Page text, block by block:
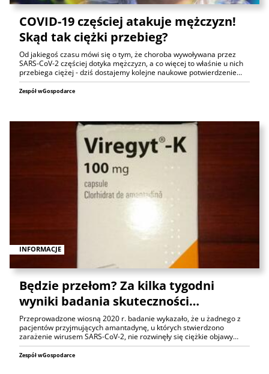
COVID-19 częściej atakuje mężczyzn!
Skąd tak ciężki przebieg?
Od jakiegoś czasu mówi się o tym, że choroba wywoływana przez
SARS-CoV-2 częściej dotyka mężczyzn, a co więcej to właśnie u nich
przebiega ciężej - dziś dostajemy kolejne naukowe potwierdzenie…
Zespół wGospodarce
INFORMACJE
Będzie przełom? Za kilka tygodni
wyniki badania skuteczności…
Przeprowadzone wiosną 2020 r. badanie wykazało, że u żadnego z
pacjentów przyjmujących amantadynę, u których stwierdzono
zarażenie wirusem SARS-CoV-2, nie rozwinęły się ciężkie objawy…
Zespół wGospodarce